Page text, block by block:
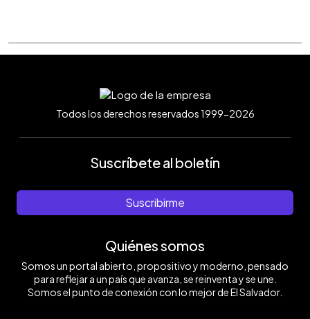
Todos los derechos reservados 1999-2026
Suscríbete al boletín
Suscribirme
Quiénes somos
Somos un portal abierto, propositivo y moderno, pensado
para reflejar a un país que avanza, se reinventa y se une.
Somos el punto de conexión con lo mejor de El Salvador.